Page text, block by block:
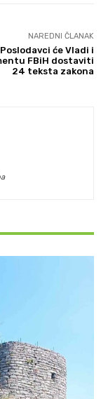
NAREDNI ČLANAK
Poslodavci će Vladi i
FBiH dostaviti
24 teksta zakona